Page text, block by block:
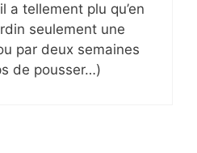
a tellement plu qu’en
seulement une
par deux semaines
de pousser…)